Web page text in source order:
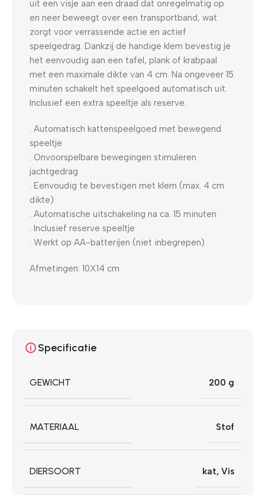
uit een visje aan een draad dat onregelmatig op
en neer beweegt over een transportband, wat
zorgt voor verrassende actie en actief
speelgedrag. Dankzij de handige klem bevestig je
het eenvoudig aan een tafel, plank of krabpaal
met een maximale dikte van 4 cm. Na ongeveer 15
minuten schakelt het speelgoed automatisch uit.
Inclusief een extra speeltje als reserve.
. Automatisch kattenspeelgoed met bewegend
speeltje
. Onvoorspelbare bewegingen stimuleren
jachtgedrag
. Eenvoudig te bevestigen met klem (max. 4 cm
dikte)
. Automatische uitschakeling na ca. 15 minuten
. Inclusief reserve speeltje
. Werkt op AA-batterijen (niet inbegrepen)
Afmetingen: 10X14 cm
Specificatie
GEWICHT 200 g
MATERIAAL Stof
DIERSOORT kat, Vis